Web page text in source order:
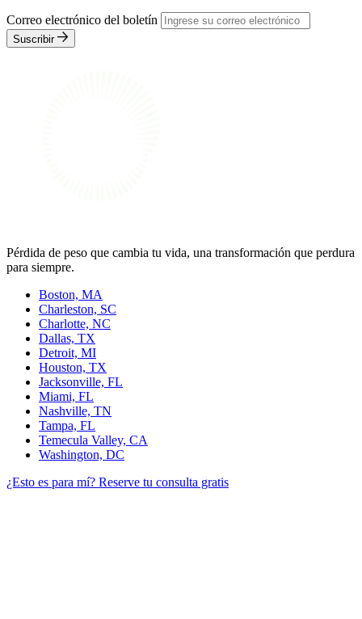
Correo electrónico del boletín
Suscribir
Pérdida de peso que cambia tu vida, una transformación que perdura
para siempre.
Boston, MA
Charleston, SC
Charlotte, NC
Dallas, TX
Detroit, MI
Houston, TX
Jacksonville, FL
Miami, FL
Nashville, TN
Tampa, FL
Temecula Valley, CA
Washington, DC
¿Esto es para mí? Reserve tu consulta gratis